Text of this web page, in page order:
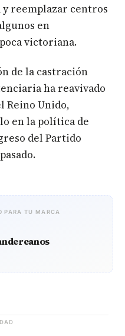
reemplazar centros
en
victoriana.
de la castración
ha reavivado
Reino Unido,
en la política de
del Partido
PARA TU MARCA